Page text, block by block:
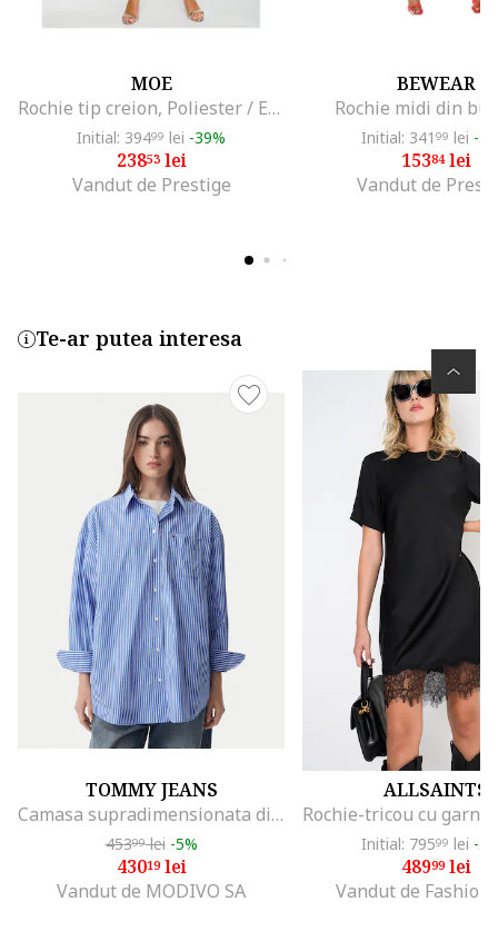
MOE
Rochie tip creion, Poliester / Elastan
Initial: 39499 lei -39%
23853lei
Vandut de Prestige
BEWEAR
Rochie midi din
Initial: 341 99 lei -
15384lei
Vandut de
Te-ar putea interesa
TOMMY JEANS
Camasa supradimensionata din amestec de bumbac organic cu model in dungi
45399lei -5%
43019lei
Vandut de MODIVO SA
ALLSAINTS
Initial: 79599 lei -
48999lei
Vandut de Fashion